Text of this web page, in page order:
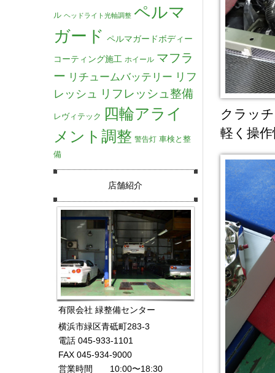
クラッ
軽く操
ル ヘッドライト光軸調整 ペルマ
ガード ペルマガードボディー
コーティング施工 ホイール マフラ
ー リチュームバッテリー リフ
レッシュ
リフレッシュ整備
レヴィテック 四輪アライ
メント調整 警告灯 車検と整
備
店舗紹介
有限会社 緑整備センター
横浜市緑区青砥町283-3
電話 045-933-1101
FAX 045-934-9000
営業時間 10:00〜18:30